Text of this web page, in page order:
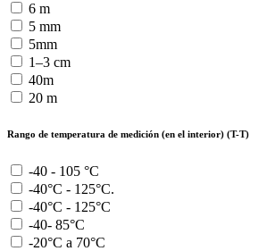
6 m
5 mm
5mm
1–3 cm
40m
20 m
Rango de temperatura de medición (en el interior) (T-T)
-40 - 105 °C
-40°C - 125°C.
-40°C - 125°C
-40- 85°C
-20°C a 70°C